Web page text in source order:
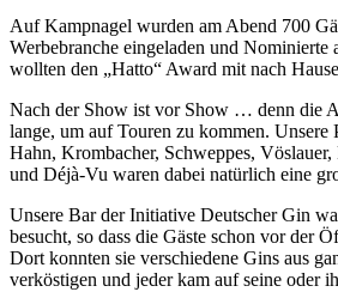
Auf Kampnagel wurden am Abend 700
Werbebranche eingeladen und Nominierte
wollten den „Hatto“ Award mit nach
Nach der Show ist vor Show … denn die
lange, um auf Touren zu kommen. Unsere
Hahn, Krombacher, Schweppes,
und Déjà-Vu waren dabei natürlich eine
Unsere Bar der Initiative Deutscher Gin
besucht, so dass die Gäste schon vor der
Dort konnten sie verschiedene Gins aus
verköstigen und jeder kam auf seine oder